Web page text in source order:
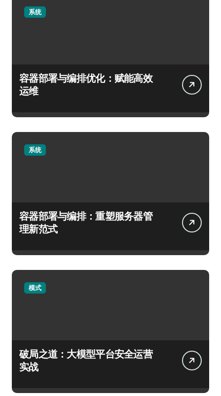
系统
容器部署与编排优化：赋能高效
运维
系统
容器部署与编排：重塑服务器管
理新范式
模式
破局之道：大模型平台安全运营
实战